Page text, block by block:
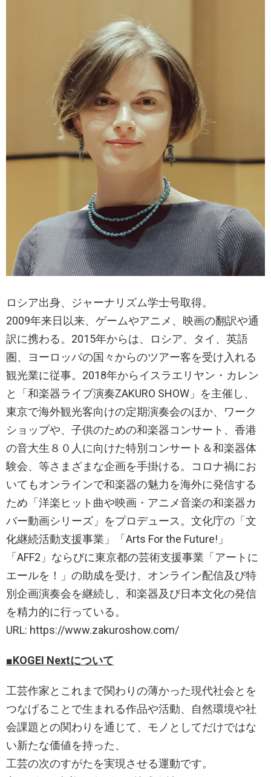
ロシア出身、ジャーナリズム学士号取得。
2009年来日以来、ゲームやアニメ、映画の翻訳や通
訳に携わる。2015年からは、ロシア、タイ、英語
圏、ヨーロッパの国々からのツアー客を受け入れる
観光業に従事。2018年からイスラエリヤン・カレン
と「和楽器ライブ演奏ZAKURO SHOW」を主催し、
東京で海外観光客向けの定期演奏会のほか、ワーク
ショップや、子供のための和楽器コンサート、香港
の音大生８０人に向けた特別コンサート＆和楽器体
験会、等さまざまな企画を手掛ける。コロナ禍にお
いてもオンラインで和楽器の魅力を海外に発信する
ため「洋楽ヒット曲や映画・アニメ音楽の和楽器カ
バー動画シリーズ」をプロデュース。文化庁の「文
化継続活動支援事業」「Arts For the Future!」
「AFF2」ならびに東京都の芸術支援事業「アートに
エールを！」の助成を受け、オンライン配信及び特
別企画演奏会を継続し、和楽器及び日本文化の発信
を精力的に行っている。
URL: https://www.zakuroshow.com/
■KOGEI Nextについて
工芸作家とこれまで関わりの薄かった現代社会とを
つなげることで生まれる作品や活動、自然環境や社
会課題との関わりを通じて、モノとしてだけではな
い新たな価値を持った、
工芸の次のすがたを実現させる運動です。